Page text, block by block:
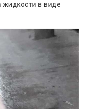
жидкости в виде